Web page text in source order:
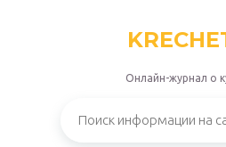
Онлайн-журнал о